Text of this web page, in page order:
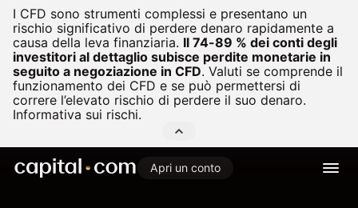
I CFD sono strumenti complessi e presentano un
rischio significativo di perdere denaro rapidamente a
causa della leva finanziaria. Il 74-89 % dei conti degli
investitori al dettaglio subisce perdite monetarie in
seguito a negoziazione in CFD. Valuti se comprende il
funzionamento dei CFD e se può permettersi di
correre l’elevato rischio di perdere il suo denaro.
Informativa sui rischi.
Apri un conto